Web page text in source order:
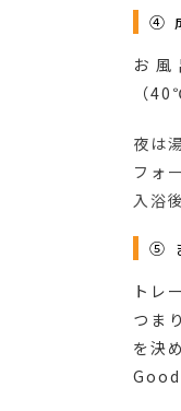
④
お
（
夜は
フォ
入浴
⑤
トレ
つま
を決